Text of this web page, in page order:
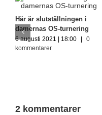
Här är slutställningen i
damernas OS-turnering
6 augusti 2021 | 18:00 |
0
kommentarer
2 kommentarer